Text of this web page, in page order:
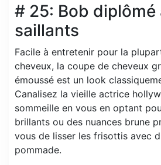
# 25: Bob diplômé
saillants
Facile à entretenir pour la
cheveux, la coupe de cheveux
émoussé est un look
Canalisez la vieille actrice
sommeille en vous en optant
brillants ou des nuances brune
vous de lisser les frisottis avec
pommade.